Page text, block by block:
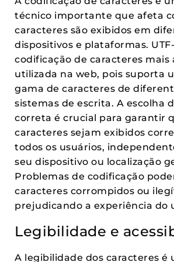
técnico importante que afeta
caracteres são exibidos em
dispositivos e plataformas.
codificação de caracteres
utilizada na web, pois suporta
gama de caracteres de
sistemas de escrita. A escolha
correta é crucial para garantir
caracteres sejam exibidos
todos os usuários,
seu dispositivo ou localização
Problemas de codificação
caracteres corrompidos ou
prejudicando a experiência do
Legibilidade e
A legibilidade dos caracteres é